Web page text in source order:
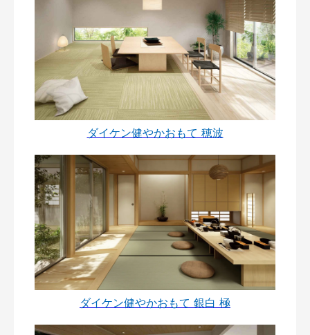
ダイケン健やかおもて 穂波
ダイケン健やかおもて 銀白 極